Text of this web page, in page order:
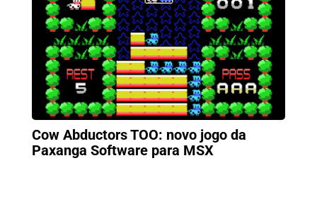
Cow Abductors TOO: novo jogo da
Paxanga Software para MSX